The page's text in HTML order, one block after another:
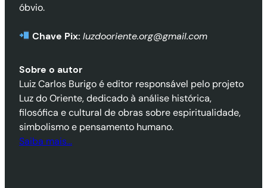
óbvio.
Chave Pix: luzdooriente.org@gmail.com
Sobre o autor
Luiz Carlos Burigo é editor responsável pelo projeto
Luz do Oriente, dedicado à análise histórica,
filosófica e cultural de obras sobre espiritualidade,
simbolismo e pensamento humano.
Saiba mais…